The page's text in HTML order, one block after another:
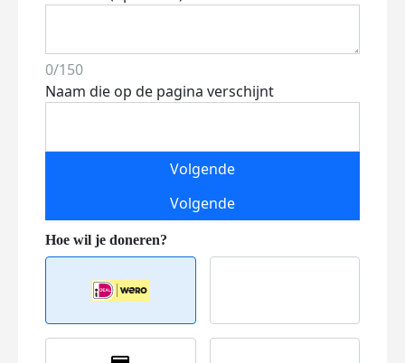
0/150
Naam die op de pagina verschijnt
Volgende
Volgende